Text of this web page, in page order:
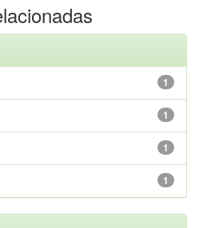
1
1
1
1